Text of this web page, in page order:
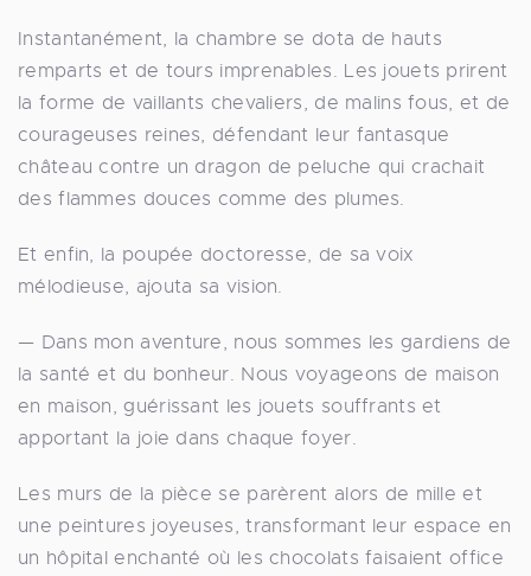
Instantanément, la chambre se dota de hauts
remparts et de tours imprenables. Les jouets prirent
la forme de vaillants chevaliers, de malins fous, et de
courageuses reines, défendant leur fantasque
château contre un dragon de peluche qui crachait
des flammes douces comme des plumes.
Et enfin, la poupée doctoresse, de sa voix
mélodieuse, ajouta sa vision.
— Dans mon aventure, nous sommes les gardiens de
la santé et du bonheur. Nous voyageons de maison
en maison, guérissant les jouets souffrants et
apportant la joie dans chaque foyer.
Les murs de la pièce se parèrent alors de mille et
une peintures joyeuses, transformant leur espace en
un hôpital enchanté où les chocolats faisaient office